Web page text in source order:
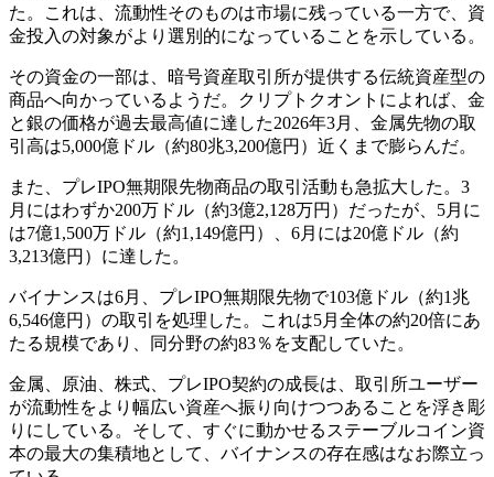
た。これは、流動性そのものは市場に残っている一方で、資
金投入の対象がより選別的になっていることを示している。
その資金の一部は、暗号資産取引所が提供する伝統資産型の
商品へ向かっているようだ。クリプトクオントによれば、金
と銀の価格が過去最高値に達した2026年3月、金属先物の取
引高は5,000億ドル（約80兆3,200億円）近くまで膨らんだ。
また、プレIPO無期限先物商品の取引活動も急拡大した。3
月にはわずか200万ドル（約3億2,128万円）だったが、5月に
は7億1,500万ドル（約1,149億円）、6月には20億ドル（約
3,213億円）に達した。
バイナンスは6月、プレIPO無期限先物で103億ドル（約1兆
6,546億円）の取引を処理した。これは5月全体の約20倍にあ
たる規模であり、同分野の約83％を支配していた。
金属、原油、株式、プレIPO契約の成長は、取引所ユーザー
が流動性をより幅広い資産へ振り向けつつあることを浮き彫
りにしている。そして、すぐに動かせるステーブルコイン資
本の最大の集積地として、バイナンスの存在感はなお際立っ